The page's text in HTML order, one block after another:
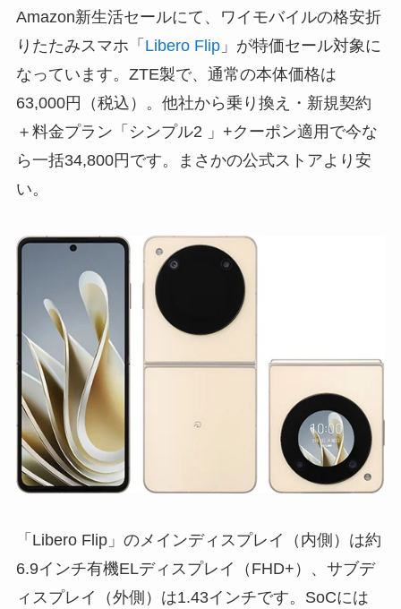
Amazon新生活セールにて、ワイモバイルの格安折
りたたみスマホ「 Libero Flip」が特価セール対象に
なっています。ZTE製で、通常の本体価格は
63,000円（税込）。他社から乗り換え・新規契約
＋料金プラン「シンプル2 」+クーポン適用で今な
ら一括34,800円です。まさかの公式ストアより安
い。
「Libero Flip」のメインディスプレイ（内側）は約
6.9インチ有機ELディスプレイ（FHD+）、サブデ
ィスプレイ（外側）は1.43インチです。SoCには